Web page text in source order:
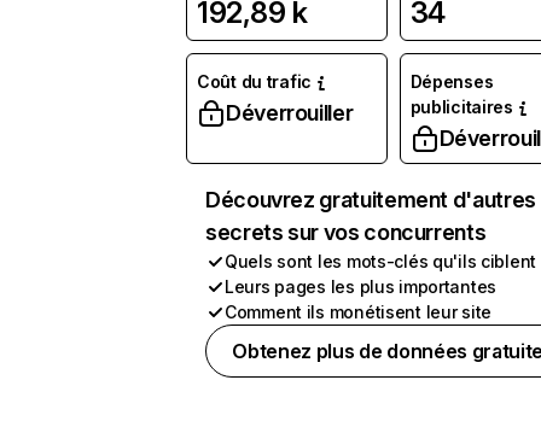
192,89 k 34
Coût du trafic
Déverrouiller
Dépenses
publicitaires
Découvrez gratuitement d'autres
secrets sur vos concurrents
Quels sont les mots-clés qu'ils ciblent
Leurs pages les plus importantes
Comment ils monétisent leur site
Obtenez plus de données